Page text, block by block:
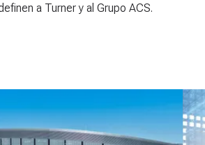
a Turner y al Grupo ACS.